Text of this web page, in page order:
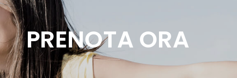
PRENOTA ORA